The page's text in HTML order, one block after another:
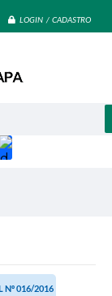
LOGIN / CADASTRO
Nº 016/2016